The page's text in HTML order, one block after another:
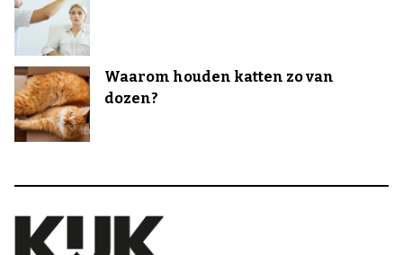
Waarom houden katten zo van
dozen?